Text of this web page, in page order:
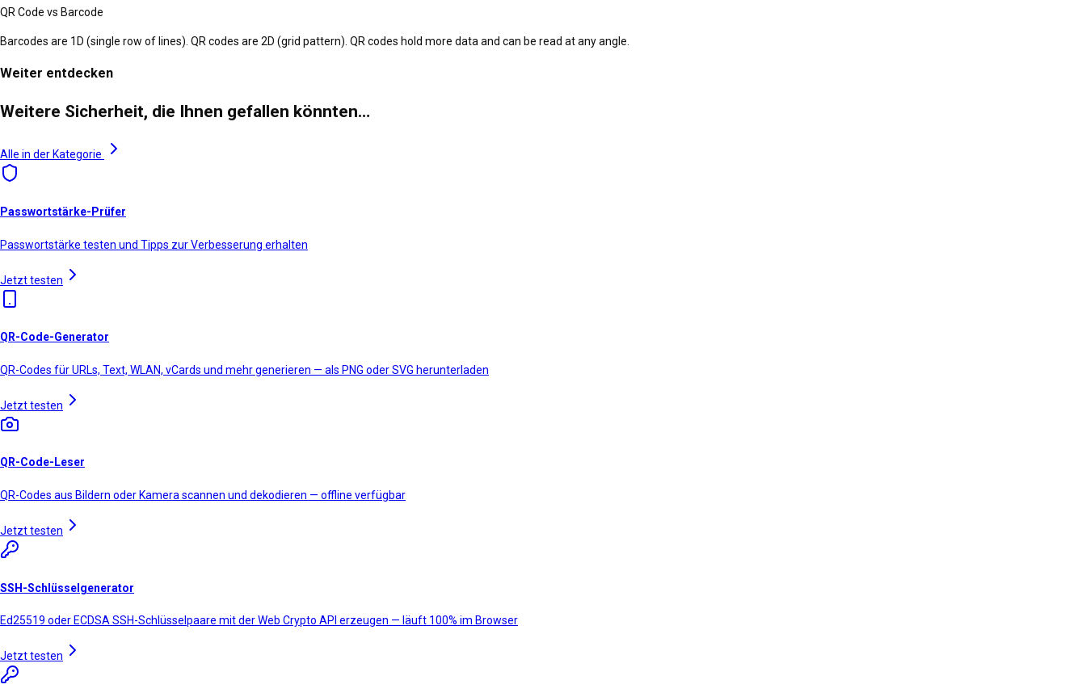
QR Code vs Barcode
Barcodes are 1D (single row of lines). QR codes are 2D (grid pattern). QR codes hold more data and can be read at any angle.
Weiter entdecken
Weitere Sicherheit, die Ihnen gefallen könnten…
Alle in der Kategorie
Passwortstärke-Prüfer
Passwortstärke testen und Tipps zur Verbesserung erhalten
Jetzt testen
QR-Code-Generator
QR-Codes für URLs, Text, WLAN, vCards und mehr generieren — als PNG oder SVG herunterladen
Jetzt testen
QR-Code-Leser
QR-Codes aus Bildern oder Kamera scannen und dekodieren — offline verfügbar
Jetzt testen
SSH-Schlüsselgenerator
Ed25519 oder ECDSA SSH-Schlüsselpaare mit der Web Crypto API erzeugen — läuft 100% im Browser
Jetzt testen